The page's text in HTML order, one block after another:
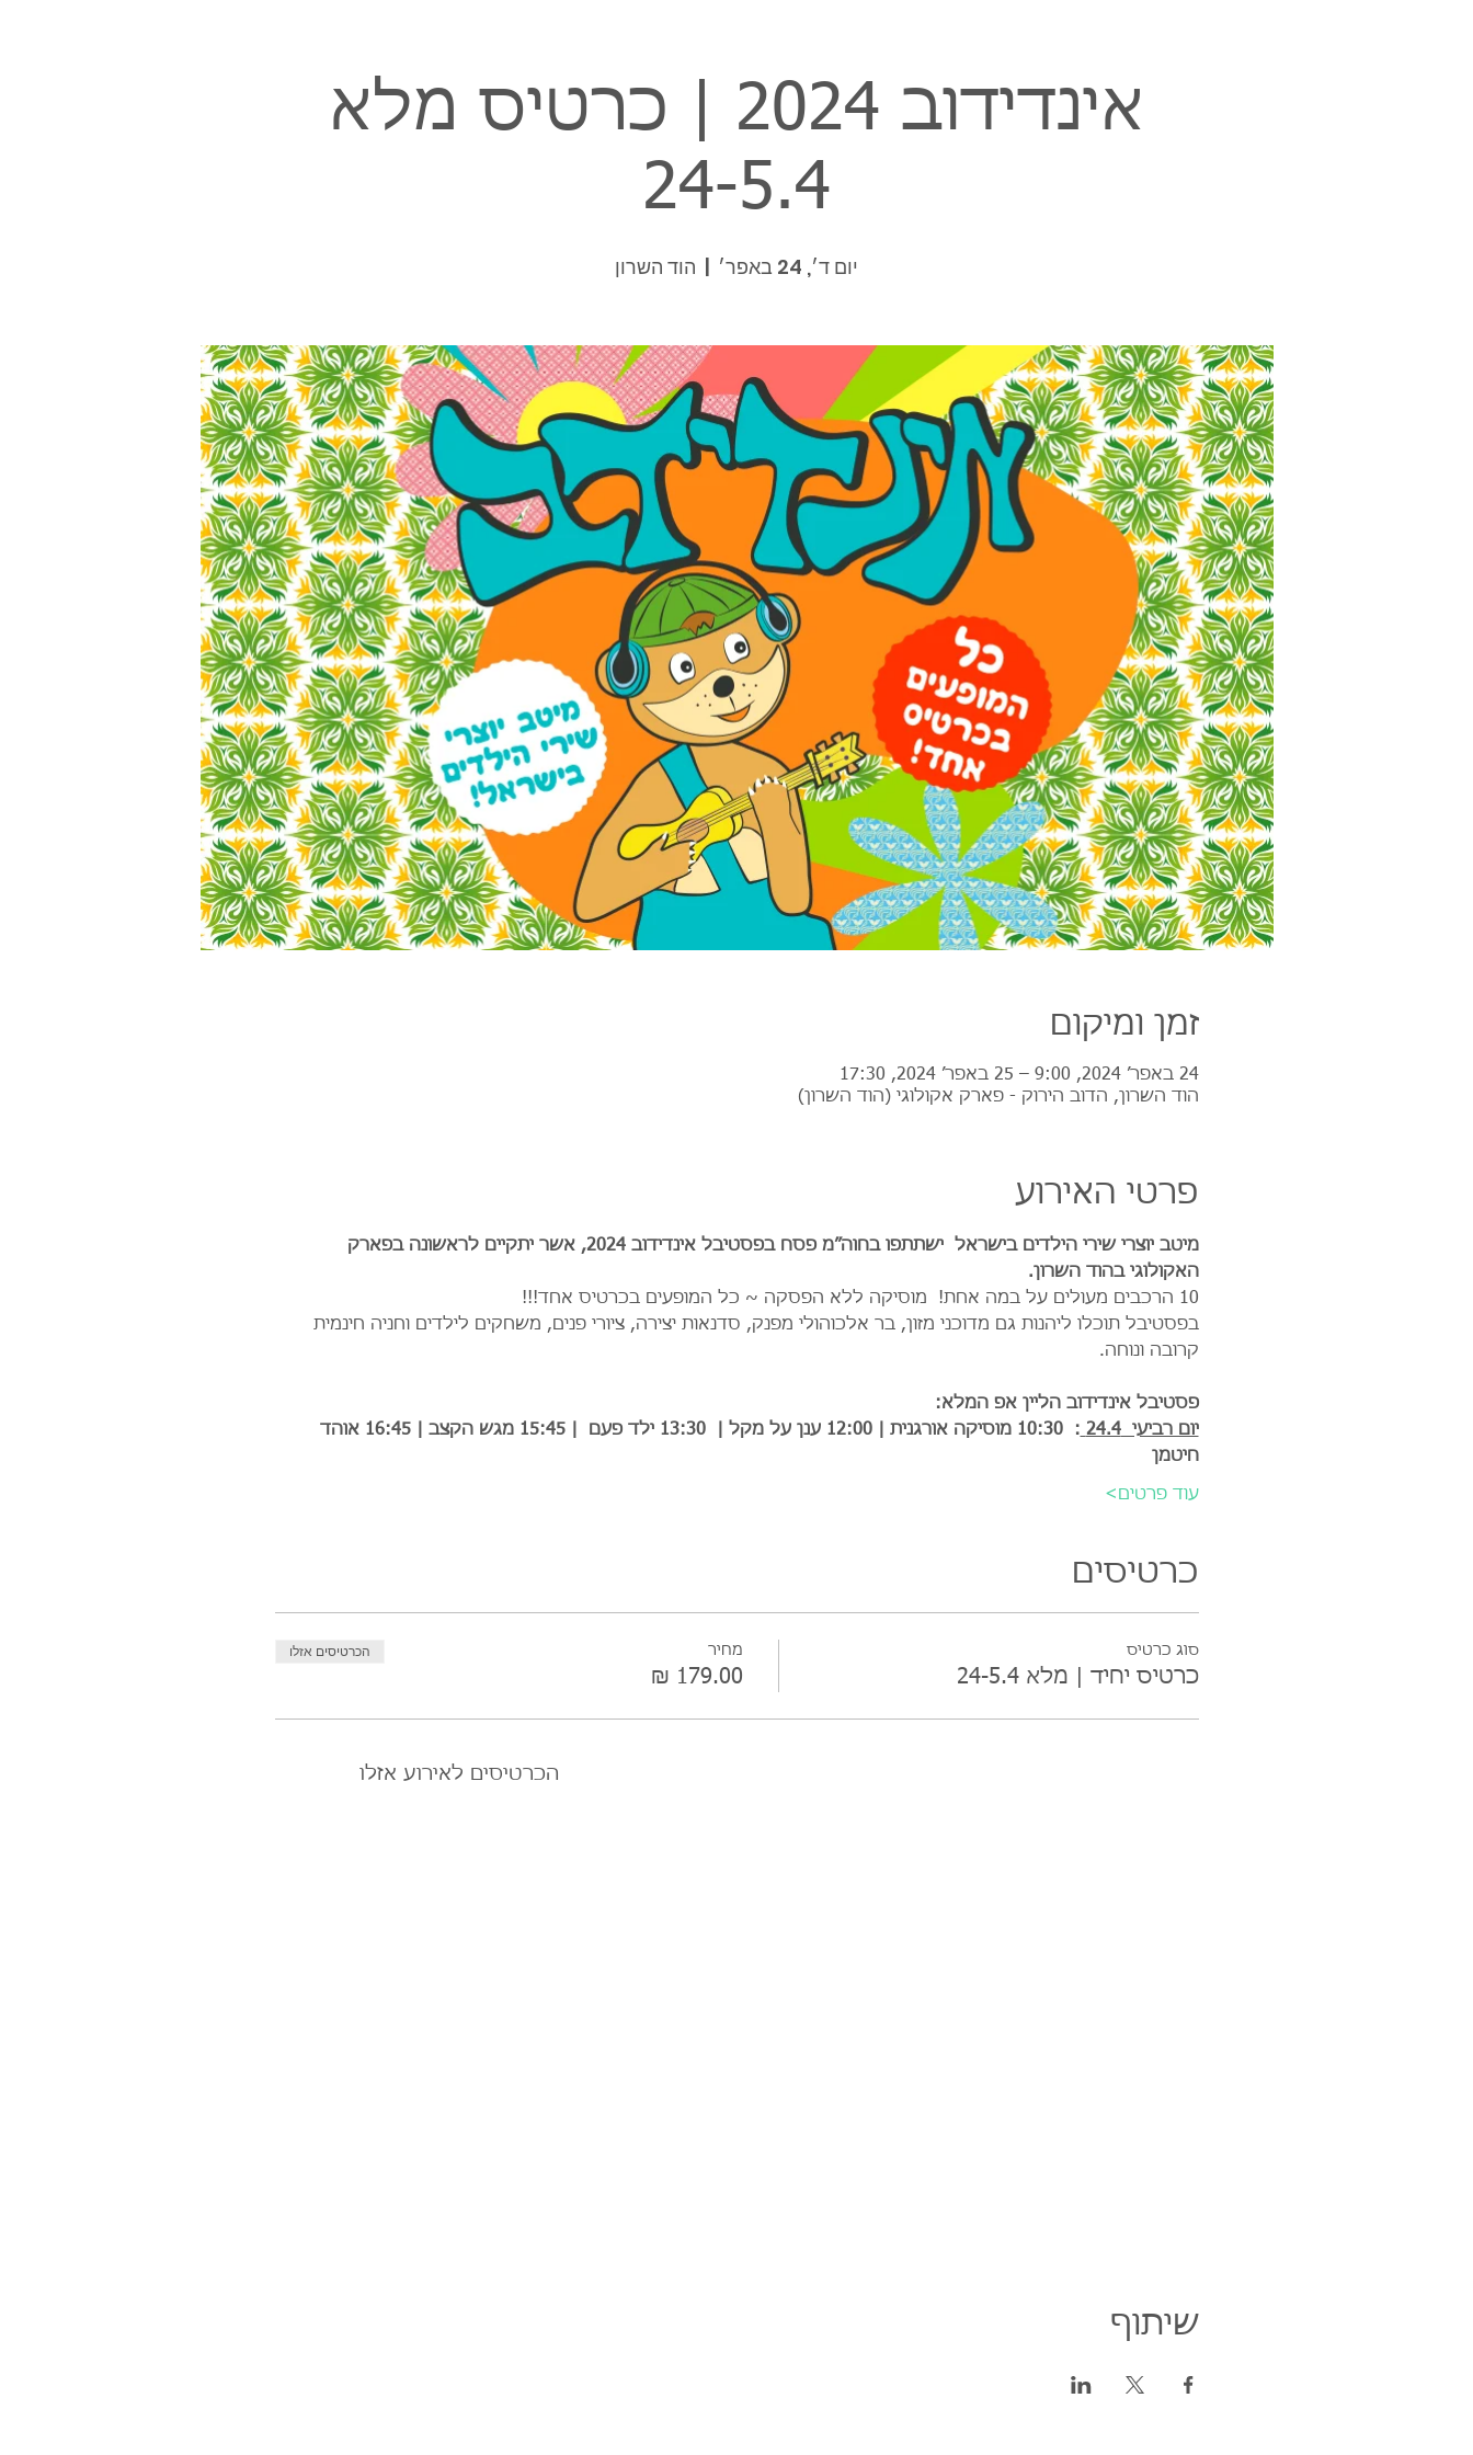
אינדידוב 2024 | כרטיס מלא
24-5.4
יום ד׳, 24 באפר׳
  |
הוד השרון
זמן ומיקום
24 באפר׳ 2024, 9:00 – 25 באפר׳ 2024, 17:30
הוד השרון, הדוב הירוק - פארק אקולוגי (הוד השרון)
פרטי האירוע
מיטב יוצרי שירי הילדים בישראל  ישתתפו בחוה״מ פסח בפסטיבל אינדידוב 2024, אשר יתקיים לראשונה בפארק
האקולוגי בהוד השרון.
10 הרכבים מעולים על במה אחת!  מוסיקה ללא הפסקה ~ כל המופעים בכרטיס אחד!!!
בפסטיבל תוכלו ליהנות גם מדוכני מזון, בר אלכוהולי מפנק, סדנאות יצירה, ציורי פנים, משחקים לילדים וחניה חינמית
קרובה ונוחה.
פסטיבל אינדידוב הליין אפ המלא:
יום רביעי  24.4
:  10:30 מוסיקה אורגנית | 12:00 ענן על מקל |  13:30 ילד פעם  | 15:45 מגש הקצב | 16:45 אוהד
חיטמן
עוד פרטים>
כרטיסים
סוג כרטיס
כרטיס יחיד | מלא 24-5.4
מחיר הכרטיסים אזלו
הכרטיסים לאירוע אזלו
שיתוף